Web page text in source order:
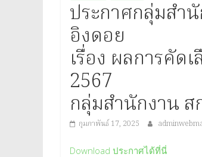
รู้
ประจำ
จังหวัด
แพร่
Provincial
Office
ประกาศกลุ่มสำ
อิงดอย
เรื่อง ผลการคัด
2567
กลุ่มสำนักงาน ส
กุมภาพันธ์ 17, 2025
Download ประกาศได้ที่นี่